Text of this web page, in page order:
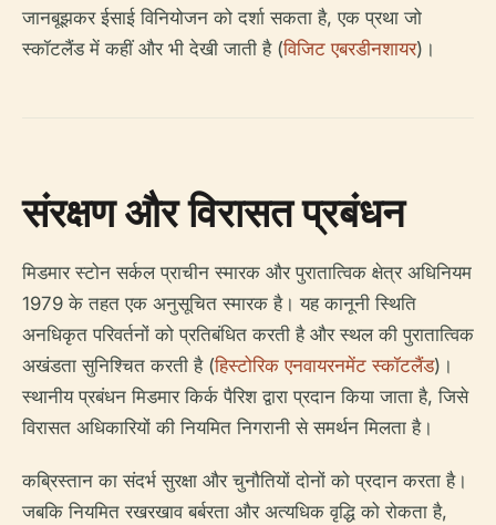
जानबूझकर ईसाई विनियोजन को दर्शा सकता है, एक प्रथा जो
स्कॉटलैंड में कहीं और भी देखी जाती है (विजिट एबरडीनशायर)।
संरक्षण और विरासत प्रबंधन
मिडमार स्टोन सर्कल प्राचीन स्मारक और पुरातात्विक क्षेत्र अधिनियम
1979 के तहत एक अनुसूचित स्मारक है। यह कानूनी स्थिति
अनधिकृत परिवर्तनों को प्रतिबंधित करती है और स्थल की पुरातात्विक
अखंडता सुनिश्चित करती है (हिस्टोरिक एनवायरनमेंट स्कॉटलैंड)।
स्थानीय प्रबंधन मिडमार किर्क पैरिश द्वारा प्रदान किया जाता है, जिसे
विरासत अधिकारियों की नियमित निगरानी से समर्थन मिलता है।
कब्रिस्तान का संदर्भ सुरक्षा और चुनौतियों दोनों को प्रदान करता है।
जबकि नियमित रखरखाव बर्बरता और अत्यधिक वृद्धि को रोकता है,